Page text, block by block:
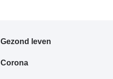
Gezond leven
Corona